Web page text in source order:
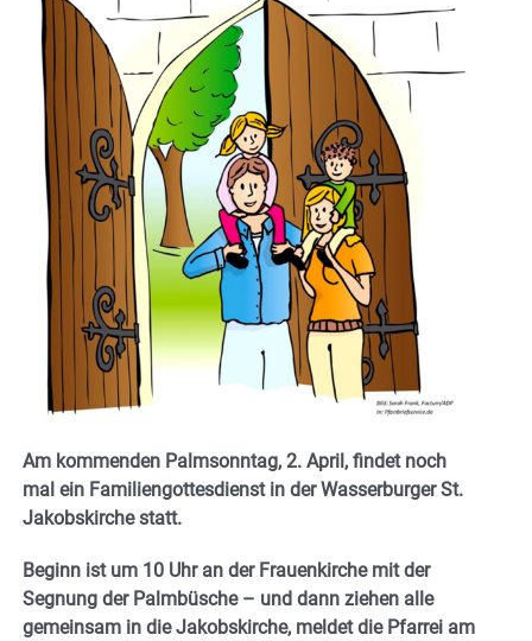
Am kommenden Palmsonntag, 2. April, findet noch
mal ein Familiengottesdienst in der Wasserburger St.
Jakobskirche statt.
Beginn ist um 10 Uhr an der Frauenkirche mit der
Segnung der Palmbüsche – und dann ziehen alle
gemeinsam in die Jakobskirche, meldet die Pfarrei am